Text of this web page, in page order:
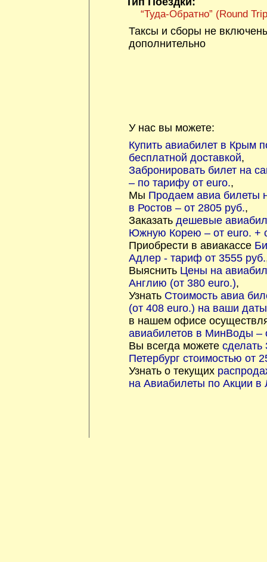
“Туда-Обратно” (Round
Таксы и сборы не
дополнительно
У нас вы можете:
Купить авиабилет в Крым
бесплатной доставкой,
Забронировать билет на
– по тарифу от euro.,
Мы Продаем авиа билеты
в Ростов – от 2805 руб.,
Заказать дешевые
Южную Корею – от euro. +
Приобрести в авиакассе
Адлер - тариф от 3555 руб.
Выяснить Цены на
Англию (от 380 euro.),
Узнать Стоимость авиа
(от 408 euro.) на ваши даты
в нашем офисе
авиабилетов в МинВоды –
Вы всегда можете сделать
Петербург стоимостью от
Узнать о текущих
на Авиабилеты по Акции в